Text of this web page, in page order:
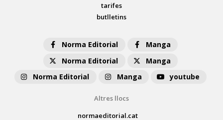
tarifes
butlletins
Norma Editorial
Manga
Norma Editorial
Manga
Norma Editorial
Manga youtube
Altres llocs
normaeditorial.cat